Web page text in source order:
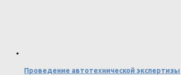
Проведение автотехнической экспертизы